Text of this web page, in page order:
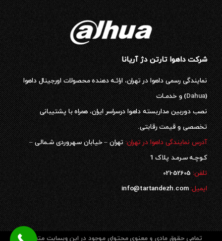
شرکت داهوا تارتن دژ آریانا
نمایندگی رسمی داهوا در تهران، ارائـه دهنده محصولات اورجینال داهوا
(
Dahua) و خدمـات
نصب دوربین مداربسته داهوا درسراسر ایران، همراه با پشتیبانی
تخصصی و قیمت رقابتی.
آدرس نمایندگی داهوا در تهران:تهران – خیابان سـهروردی شـمالی –
کـوچـه سـرمـد پلاک 1
تلفن:52605-021
ایمیل:info@tartandezh.com
تمامی حقوق مادی و معنوی محتوای موجود در این وبسایت متعلق به